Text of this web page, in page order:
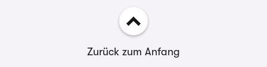
Zurück zum Anfang